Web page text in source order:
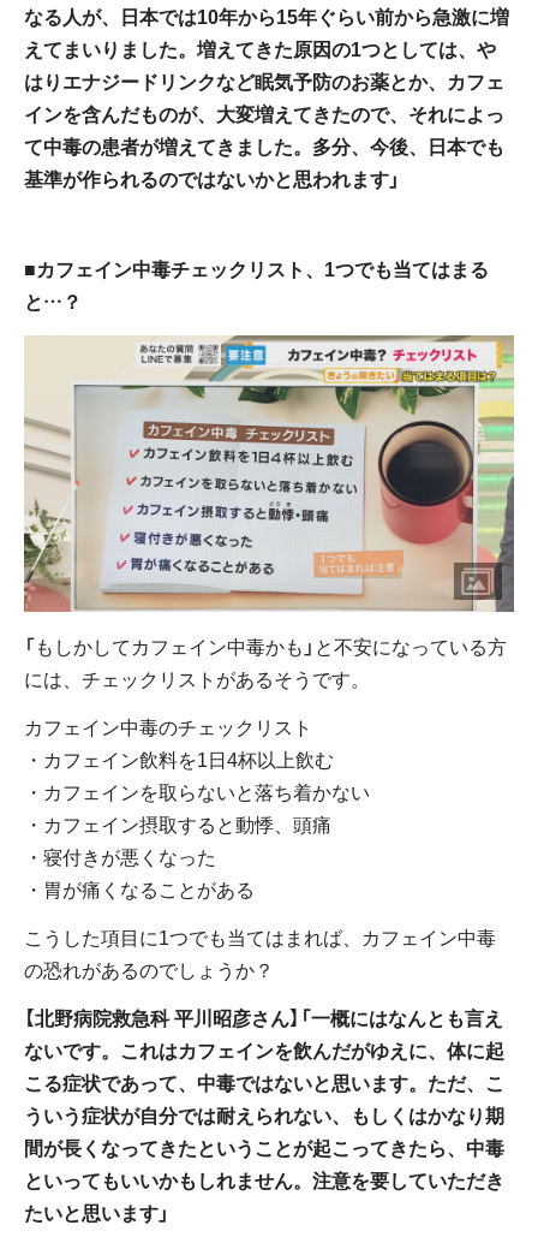
なる人が、日本では10年から15年ぐらい前から急激に増
えてまいりました。増えてきた原因の1つとしては、や
はりエナジードリンクなど眠気予防のお薬とか、カフェ
インを含んだものが、大変増えてきたので、それによっ
て中毒の患者が増えてきました。多分、今後、日本でも
基準が作られるのではないかと思われます」
■カフェイン中毒チェックリスト、1つでも当てはまる
と…？
「もしかしてカフェイン中毒かも」と不安になっている方
には、チェックリストがあるそうです。
カフェイン中毒のチェックリスト
・カフェイン飲料を1日4杯以上飲む
・カフェインを取らないと落ち着かない
・カフェイン摂取すると動悸、頭痛
・寝付きが悪くなった
・胃が痛くなることがある
こうした項目に1つでも当てはまれば、カフェイン中毒
の恐れがあるのでしょうか？
【北野病院救急科 平川昭彦さん】「一概にはなんとも言え
ないです。これはカフェインを飲んだがゆえに、体に起
こる症状であって、中毒ではないと思います。ただ、こ
ういう症状が自分では耐えられない、もしくはかなり期
間が長くなってきたということが起こってきたら、中毒
といってもいいかもしれません。注意を要していただき
たいと思います」